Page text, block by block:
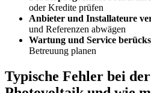
oder Kredite prüfen
Anbieter und Installateure
und Referenzen abwägen
Wartung und Service
Betreuung planen
Typische Fehler bei